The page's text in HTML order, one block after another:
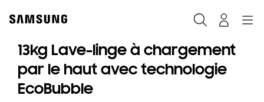
content
13kg Lave-linge à chargement
par le haut avec technologie
EcoBubble